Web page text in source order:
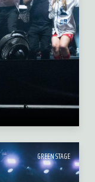
GREEN STAGE